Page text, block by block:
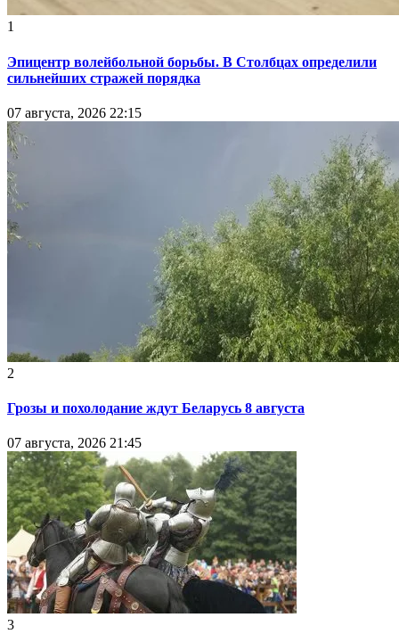
1
Эпицентр волейбольной борьбы. В Столбцах определили
сильнейших стражей порядка
07 августа, 2026 22:15
2
Грозы и похолодание ждут Беларусь 8 августа
07 августа, 2026 21:45
3